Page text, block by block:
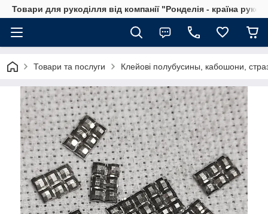
Товари для рукоділля від компанії "Ронделія - країна
Товари та послуги Клейові полубусины, кабошони,